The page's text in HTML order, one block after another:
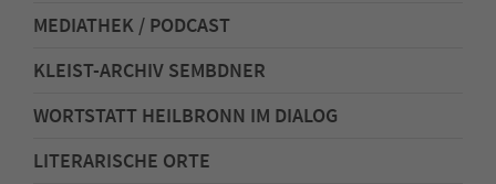
MEDIATHEK / PODCAST
KLEIST-ARCHIV SEMBDNER
WORTSTATT HEILBRONN IM DIALOG
LITERARISCHE ORTE